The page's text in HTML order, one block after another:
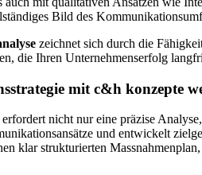
Bild des
zeichnet sich durch die
die Ihren Unternehmenserfolg
mit c&h konzepte
nicht nur eine präzise
und entwickelt
klar strukturierten